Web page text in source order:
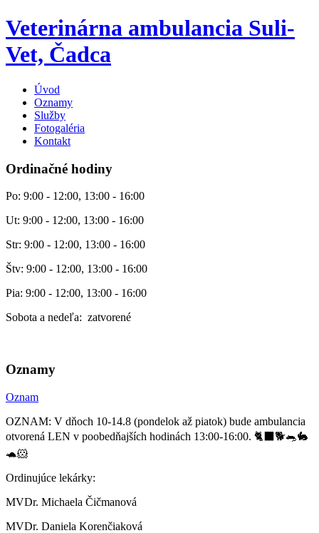
Veterinárna ambulancia Suli-
Vet, Čadca
Úvod
Oznamy
Služby
Fotogaléria
Kontakt
Ordinačné hodiny
Po: 9:00 - 12:00, 13:00 - 16:00
Ut: 9:00 - 12:00, 13:00 - 16:00
Str: 9:00 - 12:00, 13:00 - 16:00
Štv: 9:00 - 12:00, 13:00 - 16:00
Pia: 9:00 - 12:00, 13:00 - 16:00
Sobota a nedeľa: zatvorené
Oznamy
Oznam
OZNAM: V dňoch 10-14.8 (pondelok až piatok) bude ambulancia
otvorená LEN v poobedňajších hodinách 13:00-16:00. 🐈‍⬛🐕🐀🐇
🐢🐹
Ordinujúce lekárky:
MVDr. Michaela Čičmanová
MVDr. Daniela Korenčiaková